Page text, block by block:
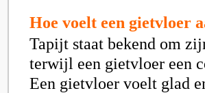
Hoe voelt een gietvloer
Tapijt staat bekend om
terwijl een gietvloer een
Een gietvloer voelt glad